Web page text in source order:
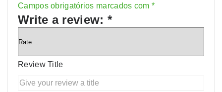
Campos obrigatórios marcados com *
Write a review: *
Review Title